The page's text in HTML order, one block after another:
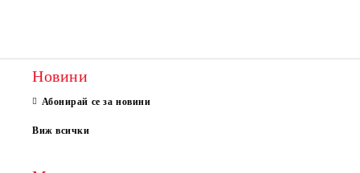
Новини
Абонирай се за новини
Виж всички